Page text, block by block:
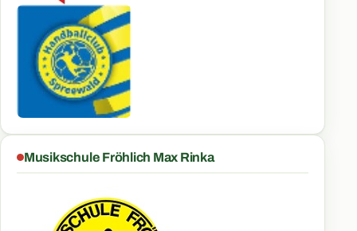
Musikschule Fröhlich Max Rinka